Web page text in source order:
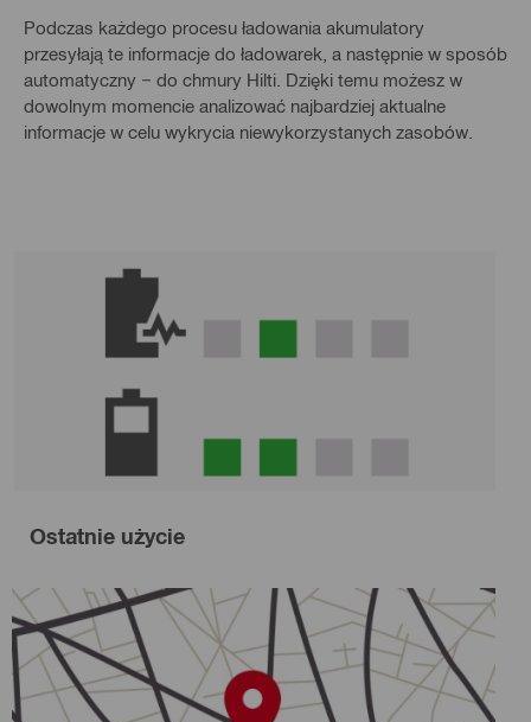
Podczas każdego procesu ładowania akumulatory
przesyłają te informacje do ładowarek, a następnie w sposób
automatyczny − do chmury Hilti. Dzięki temu możesz w
dowolnym momencie analizować najbardziej aktualne
informacje w celu wykrycia niewykorzystanych zasobów.
Ostatnie użycie